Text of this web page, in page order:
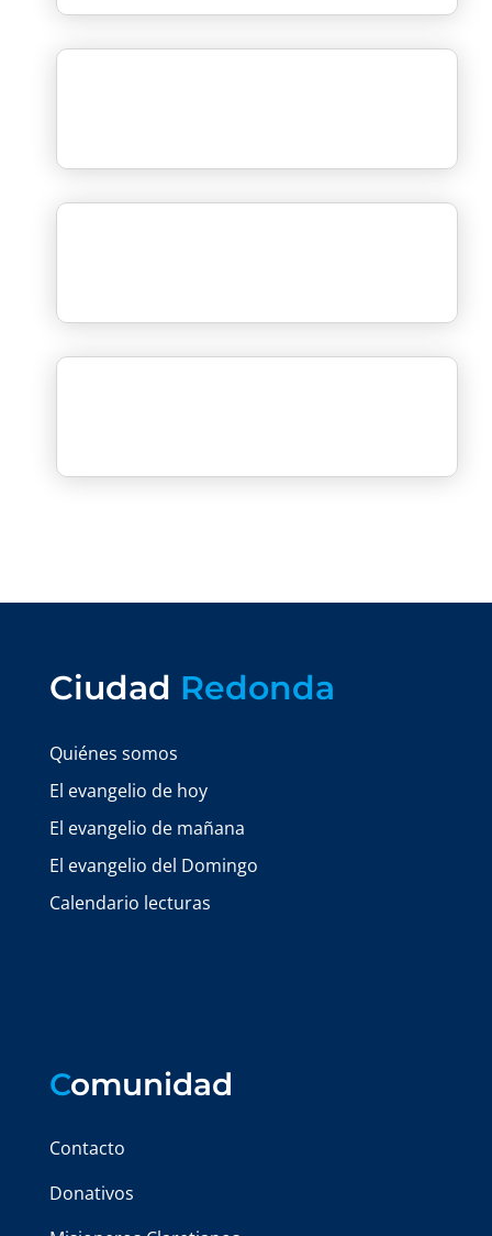
Ciudad Redonda
Quiénes somos
El evangelio de hoy
El evangelio de mañana
El evangelio del Domingo
Calendario lecturas
Comunidad
Contacto
Donativos